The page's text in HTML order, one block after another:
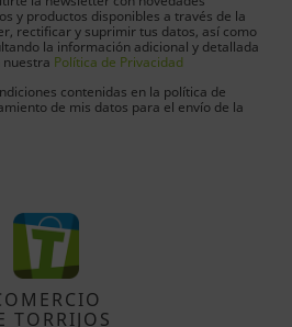
y productos disponibles a través de la
rectificar y suprimir tus datos, así como
la información adicional y detallada
Política de Privacidad
contenidas en la política de
de mis datos para el envío de la
TORRIJOS